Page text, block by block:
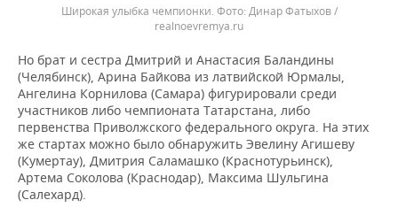
Широкая улыбка чемпионки.
Динар Фатыхов /
realnoevremya.ru
Но брат и сестра Дмитрий и Анастасия Баландины
(Челябинск), Арина Байкова из латвийской Юрмалы,
Ангелина Корнилова (Самара) фигурировали среди
участников либо чемпионата Татарстана, либо
первенства Приволжского федерального округа. На этих
же стартах можно было обнаружить Эвелину Агишеву
(Кумертау), Дмитрия Саламашко (Краснотурьинск),
Артема Соколова (Краснодар), Максима Шульгина
(Салехард).